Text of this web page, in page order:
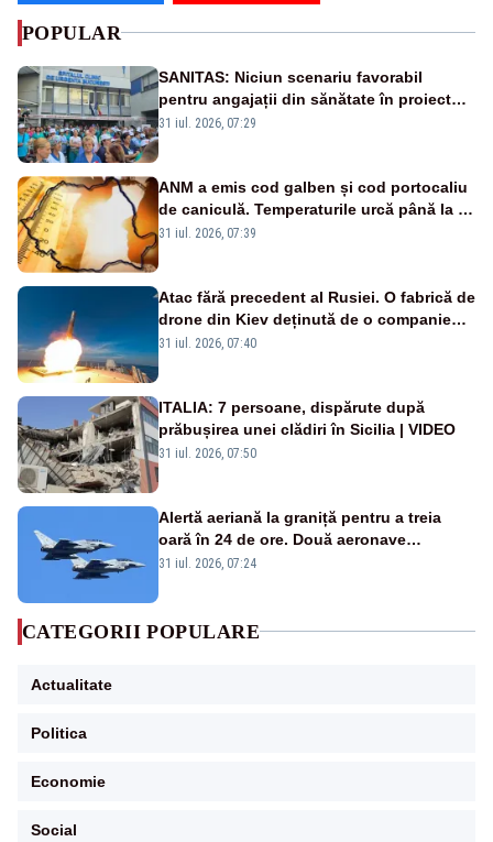
POPULAR
SANITAS: Niciun scenariu favorabil
pentru angajații din sănătate în proiectul
Legii salarizării
31 iul. 2026, 07:29
ANM a emis cod galben și cod portocaliu
de caniculă. Temperaturile urcă până la 38
de grade, iar nopțile devin tropicale
31 iul. 2026, 07:39
Atac fără precedent al Rusiei. O fabrică de
drone din Kiev deținută de o companie
americană, distrusă de o rachetă
31 iul. 2026, 07:40
ITALIA: 7 persoane, dispărute după
prăbușirea unei clădiri în Sicilia | VIDEO
31 iul. 2026, 07:50
Alertă aeriană la graniță pentru a treia
oară în 24 de ore. Două aeronave
Eurofighter britanice au fost ridicate de la
31 iul. 2026, 07:24
CATEGORII POPULARE
Actualitate
Politica
Economie
Social